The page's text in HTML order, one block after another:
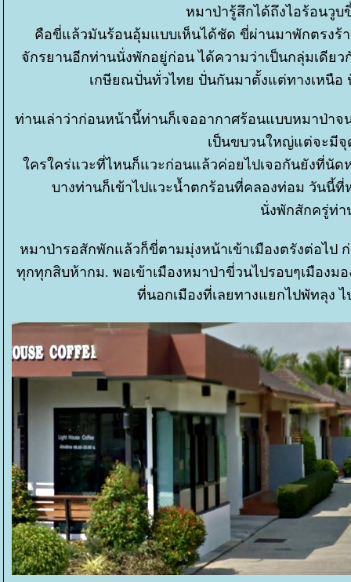
หมาป่ารู้สึกได้ถึงไอร้อนวู
คือขี่แล้วมันร้อนอุ้มแบบเห็นได้ชัด ขี่ผ่านมาพักตรงร้
จักรยานอีกท่านนั่งพักอยู่ก่อน ได้ความว่าเป็นกลุ่มเดีย
เกษียณปั่นทั่วไทย ปั่นกันมาตั้งแต่ทางเหนือ
ท่านเล่าว่าก่อนหน้านี้ท่านก็เจออากาศร้อนแบบหมาป่า
เป็นขบวนใหญ่แต่จะมี
ครใคร่แวะที่ไหนก็แวะก่อนแล้วค่อยไปเจอกันยังที่นั
บางท่านก็เข้าไปแวะน้ำตกร้อนที่คลองท่อม วันนี้
นั่งพักสักครู่ท่
หมาป่ารอสักพักแล้วก็ขี่ตามมุ่งหน้าเข้าเมืองตรังต่อไป
ทุกทุกสิบห้ากม. พอเข้าเมืองหมาป่าขี่วนไปรอบๆเมือง
ที่นอกเมืองที่เลยทางแยกไปพัทลุง